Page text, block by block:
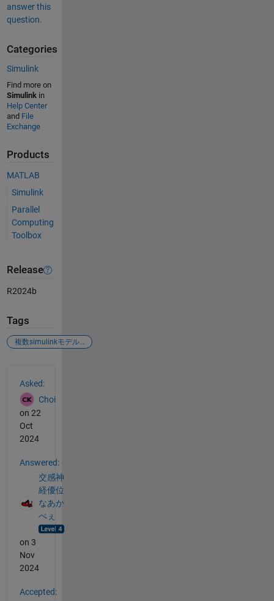
answer this
question.
Categories
Simulink
Find more on
Simulinkin
Help Center
and File
Exchange
Products
MATLAB
Simulink
Parallel
Computing
Toolbox
Release
R2024b
Tags
複数simulinkモデルの同時実行
Asked:
Choi
on 22
Oct
2024
Answered:
交感神
経優位
なあか
べぇ
on 3
Nov
2024
Accepted: